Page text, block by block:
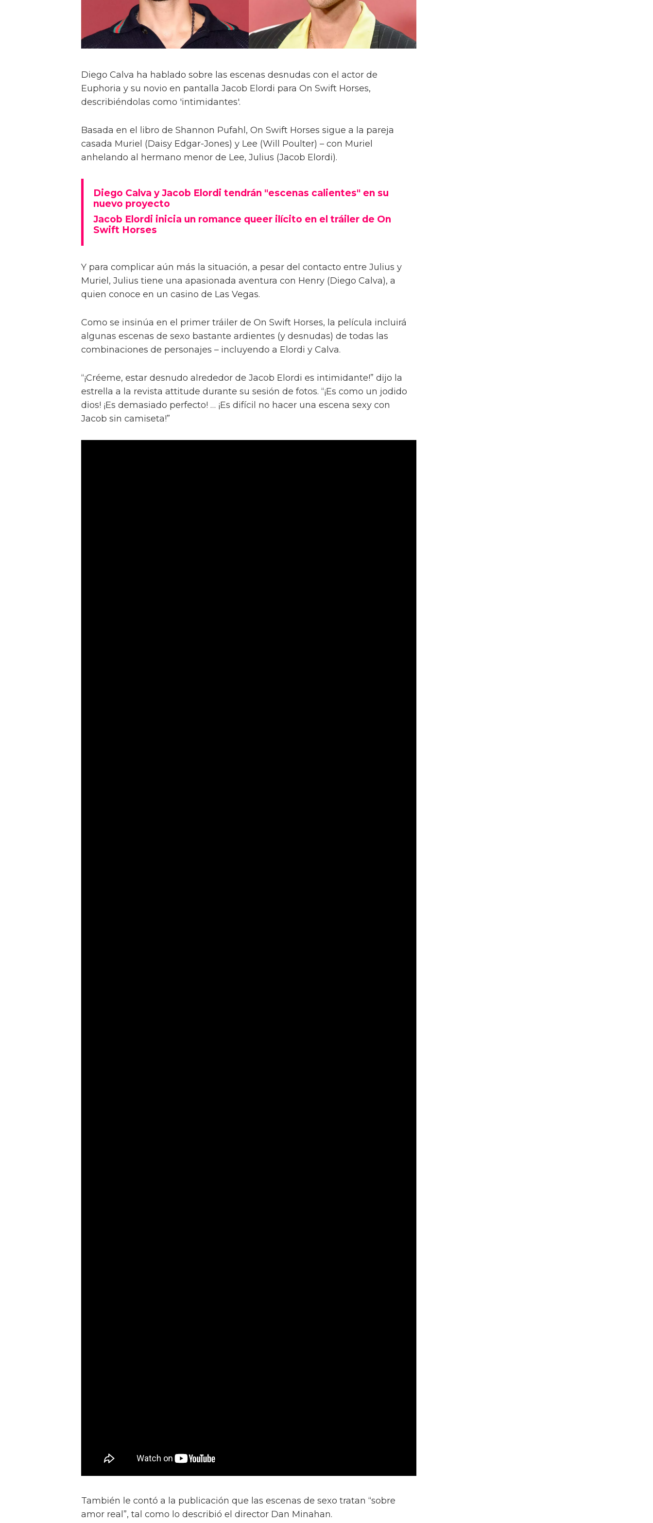
Diego Calva ha hablado sobre las escenas desnudas con el actor de
Euphoria y su novio en pantalla Jacob Elordi para On Swift Horses,
describiéndolas como 'intimidantes'.
Basada en el libro de Shannon Pufahl, On Swift Horses sigue a la pareja
casada Muriel (Daisy Edgar-Jones) y Lee (Will Poulter) – con Muriel
anhelando al hermano menor de Lee, Julius (Jacob Elordi).
Diego Calva y Jacob Elordi tendrán "escenas calientes" en su
nuevo proyecto
Jacob Elordi inicia un romance queer ilícito en el tráiler de On
Swift Horses
Y para complicar aún más la situación, a pesar del contacto entre Julius y
Muriel, Julius tiene una apasionada aventura con Henry (Diego Calva), a
quien conoce en un casino de Las Vegas.
Como se insinúa en el primer tráiler de On Swift Horses, la película incluirá
algunas escenas de sexo bastante ardientes (y desnudas) de todas las
combinaciones de personajes – incluyendo a Elordi y Calva.
“¡Créeme, estar desnudo alrededor de Jacob Elordi es intimidante!” dijo la
estrella a la revista attitude durante su sesión de fotos. “¡Es como un jodido
dios! ¡Es demasiado perfecto! … ¡Es difícil no hacer una escena sexy con
Jacob sin camiseta!”
También le contó a la publicación que las escenas de sexo tratan “sobre
amor real”, tal como lo describió el director Dan Minahan.